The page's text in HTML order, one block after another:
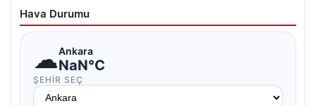
Hava Durumu
☁Ankara
NaN°C
ŞEHIR SEÇ